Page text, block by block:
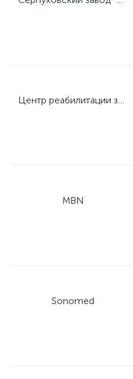
Центр реабилитации зрения профессора Дембского
MBN
Sonomed